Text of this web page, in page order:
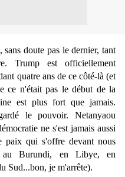
doute pas le dernier, tant
Trump est officiellement
quatre ans de ce côté-là (et
ce n'était pas le début de la
est plus fort que jamais.
le pouvoir. Netanyaou
ne s'est jamais aussi
paix qui s'offre devant nous
Burundi, en Libye, en
Sud...bon, je m'arrête).